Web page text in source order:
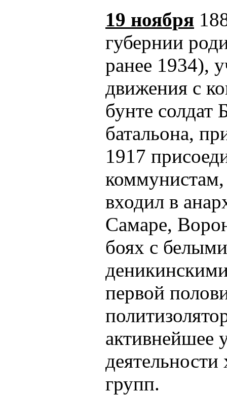
19 ноября
губернии
ранее 1934),
движения с
бунте солдат
батальона,
1917
входил в
Самаре,
боях с
первой
активнейшее
деятельности
групп.